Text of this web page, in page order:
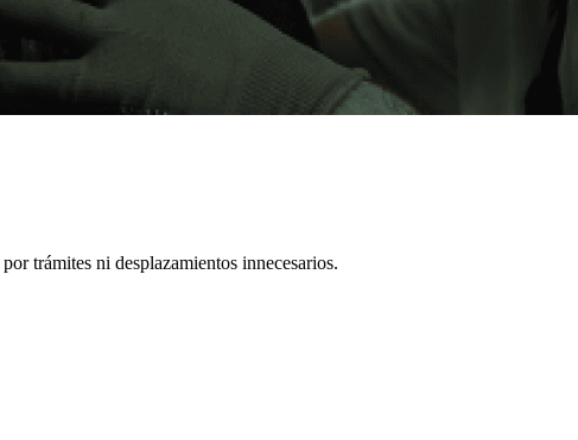
trámites ni desplazamientos innecesarios.